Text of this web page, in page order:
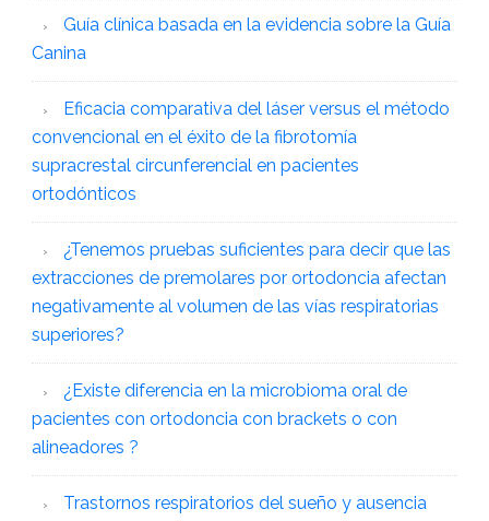
Guía clínica basada en la evidencia sobre la Guía
Canina
Eficacia comparativa del láser versus el método
convencional en el éxito de la fibrotomía
supracrestal circunferencial en pacientes
ortodónticos
¿Tenemos pruebas suficientes para decir que las
extracciones de premolares por ortodoncia afectan
negativamente al volumen de las vías respiratorias
superiores?
¿Existe diferencia en la microbioma oral de
pacientes con ortodoncia con brackets o con
alineadores ?
Trastornos respiratorios del sueño y ausencia